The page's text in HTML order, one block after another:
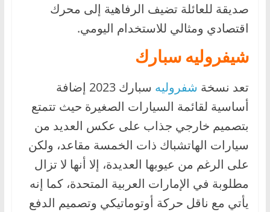
صديقة للعائلة تضيف الرفاهية إلى محرك
اقتصادي ومثالي للاستخدام اليومي.
شيفروليه سبارك
تعد نسخة شفروليه
سبارك 2023 إضافة
أساسية لقائمة السيارات الصغيرة حيث تتمتع
بتصميم خارجي جذاب على عكس العديد من
سيارات الهاتشباك ذات الخمسة مقاعد، ولكن
على الرغم من عيوبها العديدة، إلا أنها لا تزال
مطلوبة في الإمارات العربية المتحدة، كما إنه
يأتي مع ناقل حركة أوتوماتيكي وتصميم الدفع